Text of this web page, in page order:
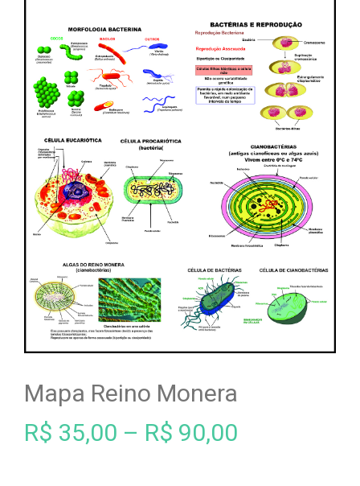
Mapa Reino Monera
R$ 35,00 – R$ 90,00